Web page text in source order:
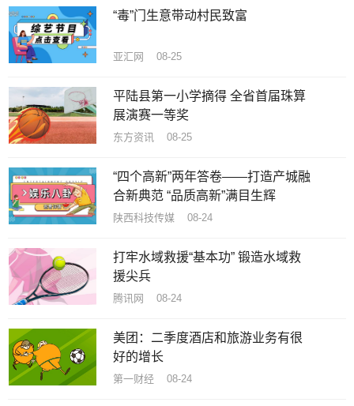
“毒”门生意带动村民致富
亚汇网 08-25
平陆县第一小学摘得 全省首届珠算
展演赛一等奖
东方资讯 08-25
“四个高新”两年答卷——打造产城融
合新典范 “品质高新”满目生辉
陕西科技传媒 08-24
打牢水域救援“基本功” 锻造水域救
援尖兵
腾讯网 08-24
美团：二季度酒店和旅游业务有很
好的增长
第一财经 08-24